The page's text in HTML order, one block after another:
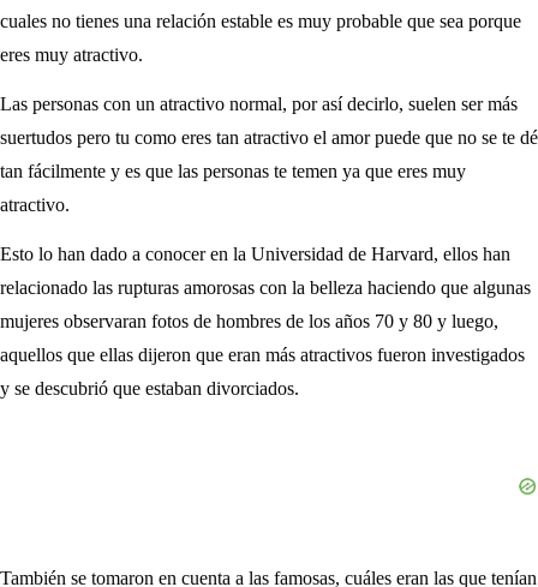
cuales no tienes una relación estable es muy probable que sea porque
eres muy atractivo.
Las personas con un atractivo normal, por así decirlo, suelen ser más
suertudos pero tu como eres tan atractivo el amor puede que no se te dé
tan fácilmente y es que las personas te temen ya que eres muy
atractivo.
Esto lo han dado a conocer en la Universidad de Harvard, ellos han
relacionado las rupturas amorosas con la belleza haciendo que algunas
mujeres observaran fotos de hombres de los años 70 y 80 y luego,
aquellos que ellas dijeron que eran más atractivos fueron investigados
y se descubrió que estaban divorciados.
También se tomaron en cuenta a las famosas, cuáles eran las que tenían